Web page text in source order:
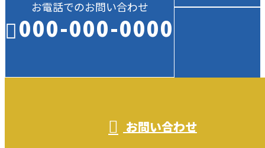
お電話でのお問い合わせ
000-000-0000
お問い合わせ